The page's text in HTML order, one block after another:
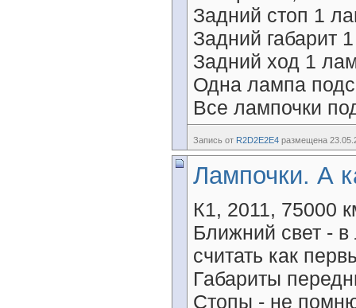
Задний стоп 1
Задний габарит
Задний ход 1
Одна лампа
Все лампочки
Запись от R2D2E2E4 размещена
Лампочки. А
К1, 2011, 75000
Ближний свет -
считать как
Габариты
Стопы - не